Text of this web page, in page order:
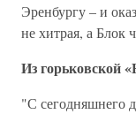
Эренбургу – и
не хитрая, а Блок
Из горьковской
"С сегодняшнего